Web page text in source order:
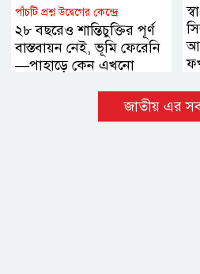
পাঁচটি প্রশ্ন উদ্বেগের কেন্দ্রে
২৮ বছরেও শান্তিচুক্তির পূর্ণ
বাস্তবায়ন নেই, ভূমি ফেরেনি
—পাহাড়ে কেন এখনো
জাতীয় এর